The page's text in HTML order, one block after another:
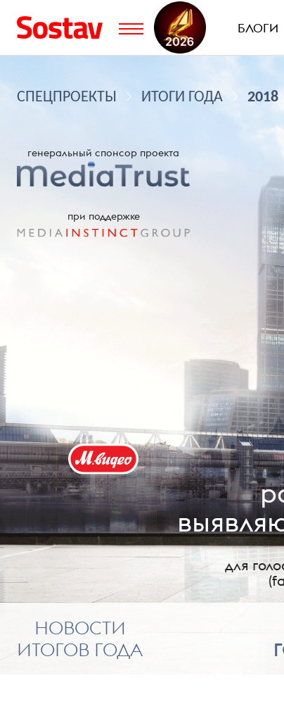
БЛОГИ
СПЕЦПРОЕКТЫ ИТОГИ ГОДА 2018
генеральный спонсор проекта
при поддержке
для
НОВОСТИ
ИТОГОВ ГОДА